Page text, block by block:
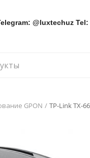
@luxtechuz Tel:
GPON TP-Link TX-